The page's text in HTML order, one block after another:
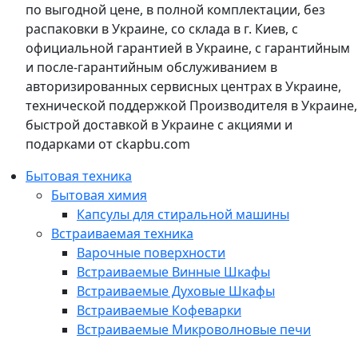
по выгодной цене, в полной комплектации, без
распаковки в Украине, со склада в г. Киев, с
официальной гарантией в Украине, с гарантийным
и после-гарантийным обслуживанием в
авторизированных сервисных центрах в Украине,
технической поддержкой Производителя в Украине,
быстрой доставкой в Украине с акциями и
подарками от ckapbu.com
Бытовая техника
Бытовая химия
Капсулы для стиральной машины
Встраиваемая техника
Варочные поверхности
Встраиваемые Винные Шкафы
Встраиваемые Духовые Шкафы
Встраиваемые Кофеварки
Встраиваемые Микроволновые печи